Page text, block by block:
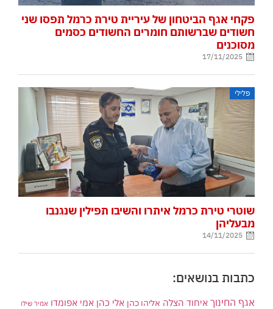
פקחי אגף הביטחון של עיריית טירת כרמל תפסו שני
חשודים שברשותם חומרים החשודים כסמים
מסוכנים
17/11/2025
פלילי
שוטרי טירת כרמל איתרו והשיבו תפילין שנגנבו
מבעליהן
14/11/2025
כתבות בנושאים:
אגף החינוך איחוד הצלה אליהו כהן אלי כהן אמי אפומדו אמיר שילו